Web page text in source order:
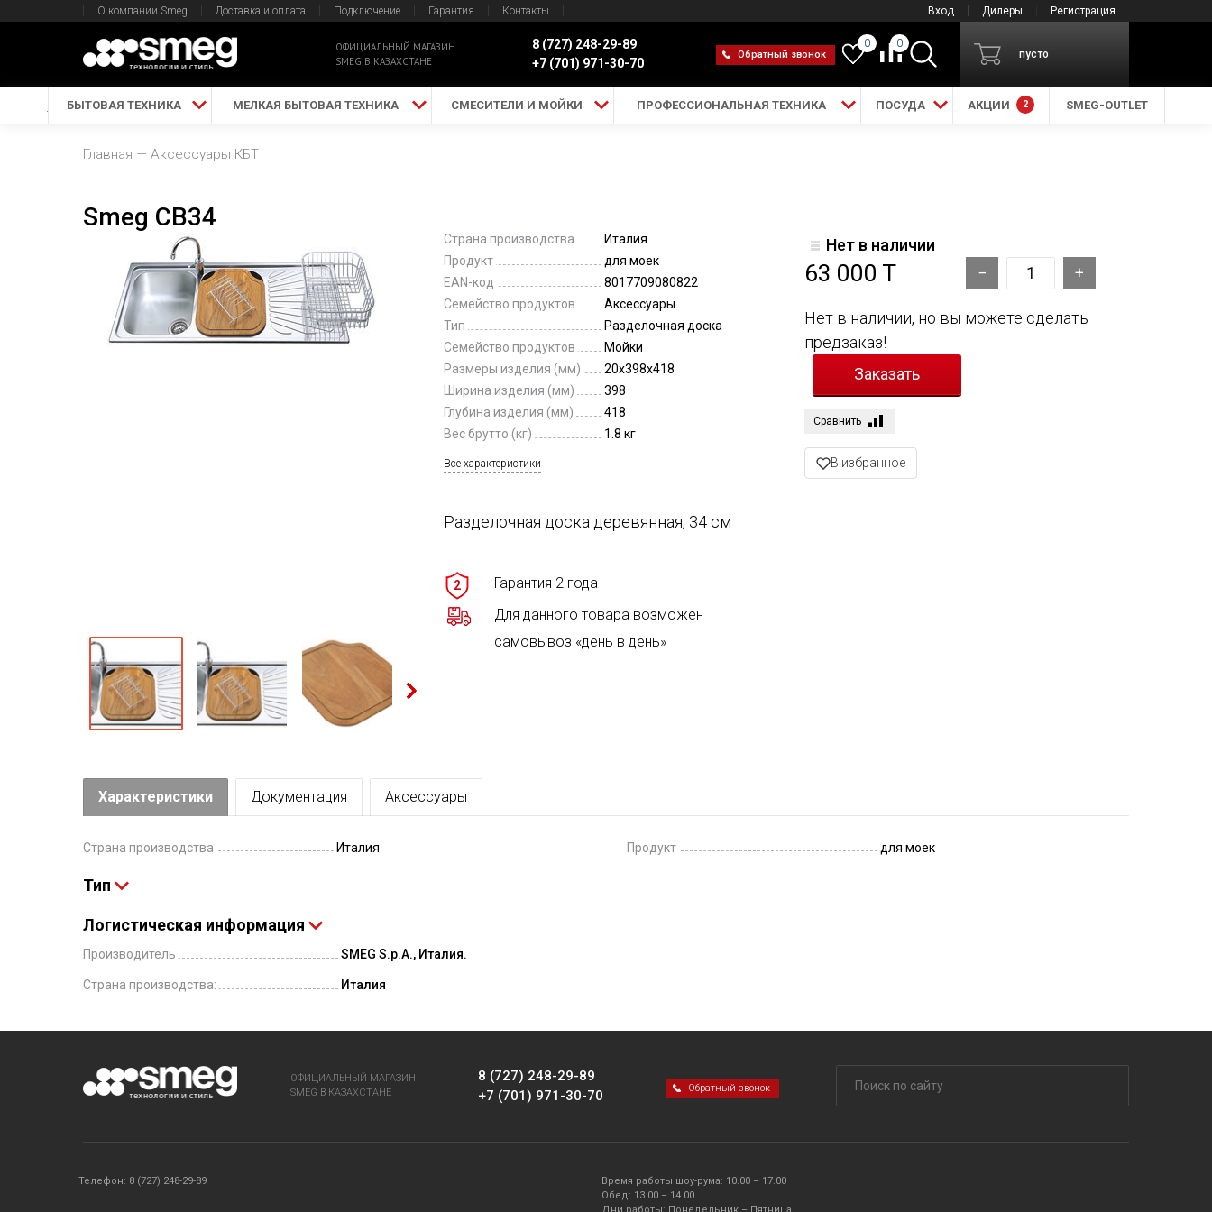
Вход Дилеры Регистрация
О компании Smeg Доставка и оплата Подключение Гарантия Контакты
ОФИЦИАЛЬНЫЙ МАГАЗИН
SMEG В КАЗАХСТАНЕ
8 (727) 248-29-89
+7 (701) 971-30-70
Обратный звонок
0
0
пусто
БЫТОВАЯ ТЕХНИКА МЕЛКАЯ БЫТОВАЯ ТЕХНИКА СМЕСИТЕЛИ И МОЙКИ ПРОФЕССИОНАЛЬНАЯ ТЕХНИКА ПОСУДА АКЦИИ 2 SMEG-OUTLET
Главная Аксессуары КБТ
Smeg CB34
Страна производства
Италия
Продукт
для моек
EAN-код
8017709080822
Семейство продуктов
Аксессуары
Тип
Разделочная доска
Семейство продуктов
Мойки
Размеры изделия (мм)
20x398x418
Ширина изделия (мм)
398
Глубина изделия (мм)
418
Вес брутто (кг)
1.8 кг
Все характеристики
Разделочная доска деревянная, 34 см
2
Гарантия 2 года
Для данного товара возможен
самовывоз «день в день»
Нет в наличии
63 000 T
Нет в наличии, но вы можете сделать
предзаказ!
Сравнить
В избранное
Характеристики Документация Аксессуары
Страна производства Италия Продукт для моек
Тип
Логистическая информация
Производитель SMEG S.p.A., Италия.
Страна производства: Италия
ОФИЦИАЛЬНЫЙ МАГАЗИН
SMEG В КАЗАХСТАНЕ
8 (727) 248-29-89
+7 (701) 971-30-70
Обратный звонок
Телефон: 8 (727) 248-29-89
Время работы шоу-рума: 10.00 – 17.00
Обед: 13.00 – 14.00